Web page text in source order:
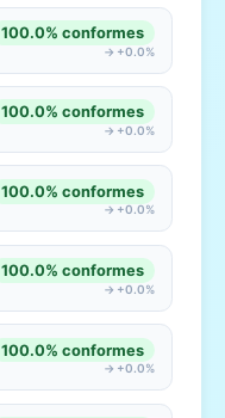
100.0% conformes
→ +0.0%
100.0% conformes
→ +0.0%
100.0% conformes
→ +0.0%
100.0% conformes
→ +0.0%
100.0% conformes
→ +0.0%